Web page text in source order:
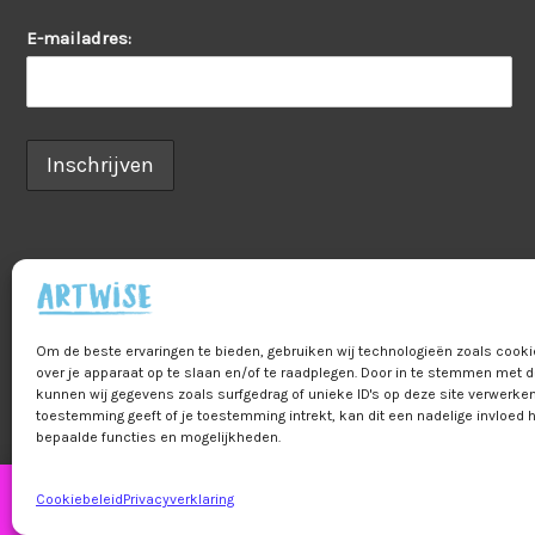
Om de beste ervaringen te bieden, gebruiken wij technologieën zoals
over je apparaat op te slaan en/of te raadplegen. Door in te stemmen met
kunnen wij gegevens zoals surfgedrag of unieke ID's op deze site
toestemming geeft of je toestemming intrekt, kan dit een nadelige invloed
bepaalde functies en mogelijkheden.
CookiebeleidPrivacyverklaring
E-mailadres:
Home Veelgestelde vragen B2B
Bestelling &